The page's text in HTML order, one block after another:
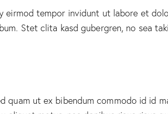
tempor invidunt ut labore et
Stet clita kasd gubergren, no sea
quam ut ex bibendum commodo id id